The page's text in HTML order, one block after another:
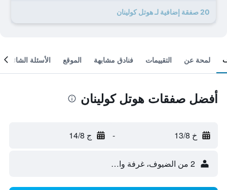
20 صفقة إضافية لـ هوتل كولينان
لمحة عن التقييمات فنادق مشابهة الموقع الأسئلة الشائعة
أفضل صفقات هوتل كولينان
خ 13/8 - ج 14/8
2 من الضيوف، غرفة واحدة